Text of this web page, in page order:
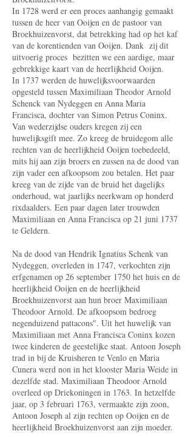
In 1728 werd er een proces aanhangig gemaakt
tus­sen de heer van Ooijen en de pastoor van
Broekhuizenvorst, dat betrekking had op het kaf
van de korentienden van Ooijen. Dank zij dit
uitvoerig proces bezitten we een aardige, maar
gebrekkige kaart van de heerlijkheid Ooijen.
In 1737 werden de huwelijksvoorwaarden
opgesteld tussen Maximiliaan Theodor Arnold
Schenck van Nydeggen en Anna Maria
Francisca, dochter van Simon Petrus Coninx.
Van wederzijdse ouders kregen zij een
huwelijksgift mee. Zo kreeg de bruidegom alle
rechten van de heerlijkheid Ooijen toebedeeld,
mits hij aan zijn broers en zussen na de dood van
zijn vader een afkoopsom zou betalen. Het paar
kreeg van de zijde van de bruid het dagelijks
onderhoud, wat jaarlijks neerkwam op honderd
rixdaalders. Een paar dagen later trouwden
Maximiliaan en Anna Fran­cisca op 21 juni 1737
te Geldern.
Na de dood van Hendrik Ignatius Schenk van
Nydeggen, overleden in 1747, verkochten zijn
erfgena­men op 26 september 1750 het huis en de
heerlijkheid Ooijen en de heerlijkheid
Broekhuizenvorst aan hun broer Maximiliaan
Theodoor Arnold. De afkoopsom bedroeg
negenduizend pattacons". Uit het huwelijk van
Maximiliaan met Anna Francisca Coninx kozen
twee kinderen de geestelijke staat. Antoon Joseph
trad in bij de Kruisheren te Venlo en Maria
Cunera werd non in het klooster Maria Weide in
dezelfde stad. Maximiliaan Theodoor Arnold
overleed op Driekoningen in 1763. In hetzelfde
jaar, op 3 februari 1763, vermaakte zijn zoon,
Antoon Joseph al zijn rechten op Ooijen en de
heerlijkheid Broekhuizenvorst aan zijn moeder.